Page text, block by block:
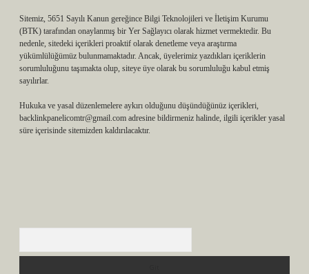
Sitemiz, 5651 Sayılı Kanun gereğince Bilgi Teknolojileri ve İletişim Kurumu
(BTK) tarafından onaylanmış bir Yer Sağlayıcı olarak hizmet vermektedir. Bu
nedenle, sitedeki içerikleri proaktif olarak denetleme veya araştırma
yükümlülüğümüz bulunmamaktadır. Ancak, üyelerimiz yazdıkları içeriklerin
sorumluluğunu taşımakta olup, siteye üye olarak bu sorumluluğu kabul etmiş
sayılırlar.
Hukuka ve yasal düzenlemelere aykırı olduğunu düşündüğünüz içerikleri,
backlinkpanelicomtr@gmail.com adresine bildirmeniz halinde, ilgili içerikler yasal
süre içerisinde sitemizden kaldırılacaktır.